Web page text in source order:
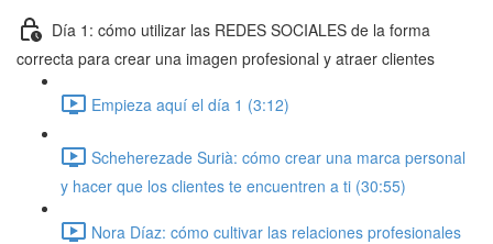
Día 1: cómo utilizar las REDES SOCIALES de la forma
correcta para crear una imagen profesional y atraer clientes
Empieza aquí el día 1 (3:12)
Scheherezade Surià: cómo crear una marca personal
y hacer que los clientes te encuentren a ti (30:55)
Nora Díaz: cómo cultivar las relaciones profesionales